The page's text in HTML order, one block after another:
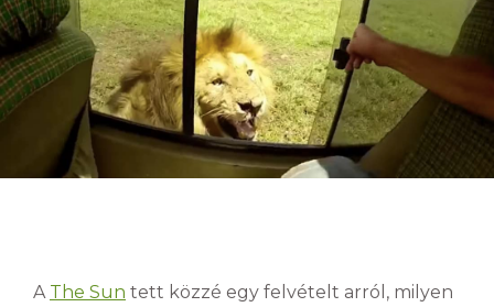
A The Sun tett közzé egy felvételt arról, milyen